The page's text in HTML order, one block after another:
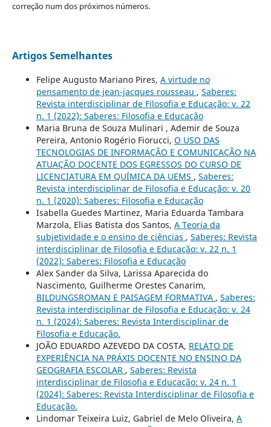
correção num dos próximos números.
Artigos Semelhantes
Felipe Augusto Mariano Pires, A virtude no
pensamento de jean-jacques rousseau , Saberes:
Revista interdisciplinar de Filosofia e Educação: v. 22
n. 1 (2022): Saberes: Filosofia e Educação
Maria Bruna de Souza Mulinari , Ademir de Souza
Pereira, Antonio Rogério Fiorucci, O USO DAS
TECNOLOGIAS DE INFORMAÇÃO E COMUNICAÇÃO NA
ATUAÇÃO DOCENTE DOS EGRESSOS DO CURSO DE
LICENCIATURA EM QUÍMICA DA UEMS , Saberes:
Revista interdisciplinar de Filosofia e Educação: v. 20
n. 1 (2020): Saberes: Filosofia e Educação
Isabella Guedes Martinez, Maria Eduarda Tambara
Marzola, Elias Batista dos Santos, A Teoria da
subjetividade e o ensino de ciências , Saberes: Revista
interdisciplinar de Filosofia e Educação: v. 22 n. 1
(2022): Saberes: Filosofia e Educação
Alex Sander da Silva, Larissa Aparecida do
Nascimento, Guilherme Orestes Canarim,
BILDUNGSROMAN E PAISAGEM FORMATIVA , Saberes:
Revista interdisciplinar de Filosofia e Educação: v. 24
n. 1 (2024): Saberes: Revista Interdisciplinar de
Filosofia e Educação.
JOÃO EDUARDO AZEVEDO DA COSTA, RELATO DE
EXPERIÊNCIA NA PRÁXIS DOCENTE NO ENSINO DA
GEOGRAFIA ESCOLAR , Saberes: Revista
interdisciplinar de Filosofia e Educação: v. 24 n. 1
(2024): Saberes: Revista Interdisciplinar de Filosofia e
Educação.
Lindomar Teixeira Luiz, Gabriel de Melo Oliveira, A